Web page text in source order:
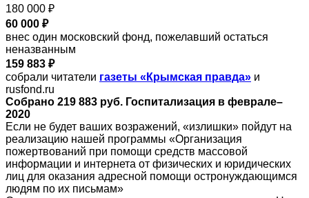
180 000 ₽
60 000 ₽
внес один московский фонд, пожелавший остаться
неназванным
159 883 ₽
собрали читатели газеты «Крымская правда» и
rusfond.ru
Собрано 219 883 руб. Госпитализация в феврале–
2020
Если не будет ваших возражений, «излишки» пойдут на
реализацию нашей программы «Организация
пожертвований при помощи средств массовой
информации и интернета от физических и юридических
лиц для оказания адресной помощи остронуждающимся
людям по их письмам»